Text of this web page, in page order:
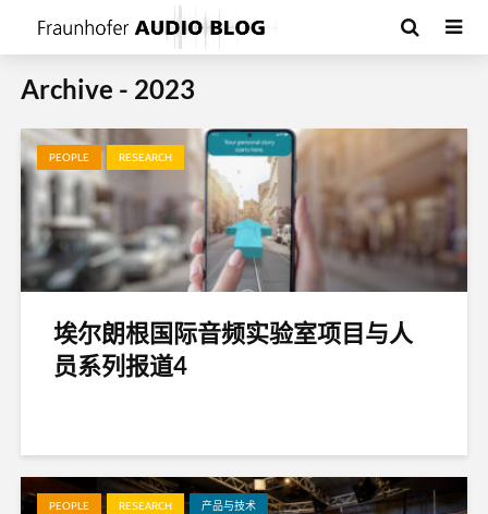
Archive - 2023
PEOPLE RESEARCH
埃尔朗根国际音频实验室项目与人
员系列报道4
PEOPLE RESEARCH 产品与技术